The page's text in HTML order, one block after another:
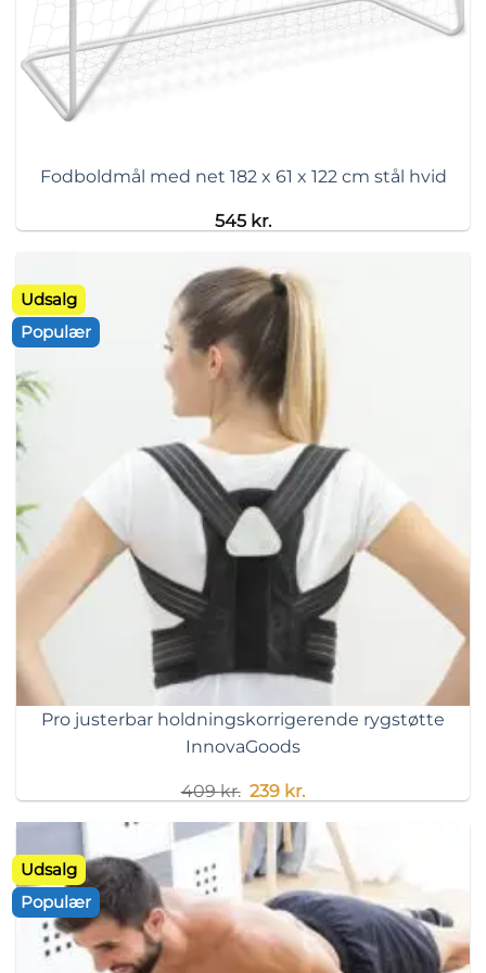
Fodboldmål med net 182 x 61 x 122 cm stål hvid
545 kr.
Udsalg
Populær
Pro justerbar holdningskorrigerende rygstøtte
InnovaGoods
409kr. Original
price
was:
409 kr..
239 kr.Current
price
is:
239 kr..
Udsalg
Populær